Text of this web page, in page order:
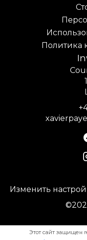
Политика
Изменить
Этот сайт защищен